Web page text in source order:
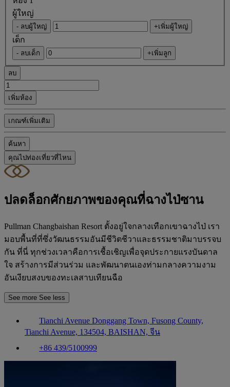
ผู้ใหญ่
- ลบผู้ใหญ่ +เพิ่มผู้ใหญ่
เด็ก
- ลบเด็ก +เพิ่มลูก
ลบ
เพิ่มห้อง
เกณฑ์เพิ่มเติม
ค้นหา
คุณไปท่องเที่ยวที่ไหน
ปลดล็อกศักยภาพของคุณที่ฉางไป่ซาน
Pullman Changbaishan Resort ตั้งอยู่ใจกลางเทือกเขาฉางไป่ เรา
มอบพื้นที่ที่ซึ่งวัฒนธรรมอันมีชีวิตชีวาและธรรมชาติมาบรรจบ
กัน ที่นี่ ทุกช่วงเวลาคือการเชื้อเชิญเพื่อจุดประกายแรงบันดาล
ใจ สร้างการมีส่วนร่วม และพัฒนาตนเองท่ามกลางความงาม
อันเงียบสงบของทะเลสาบเทียนฉือ
See more See less
Tianchi Avenue Donggang Town, Fusong County,
Tianchi Avenue, 134504, BAISHAN, จีน
+86 439/5100999